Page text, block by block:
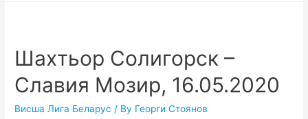
Шахтьор Солигорск –
Славия Мозир, 16.05.2020
Висша Лига Беларус / By Георги Стоянов